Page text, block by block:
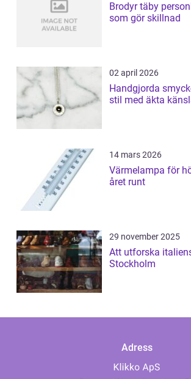
Brodyr täby personliga detaljer
som gör skillnad
02 april 2026
Handgjorda smycken
stil med äkta
14 mars 2026
Värmelampa för höns trygg
året runt
29 november 2025
Att utforska
Stockholm
Adress